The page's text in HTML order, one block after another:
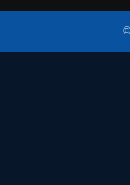
©